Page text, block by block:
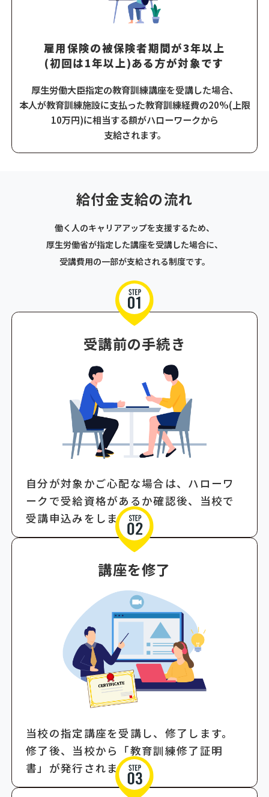
雇用保険の被保険者期間が3年以上
(初回は1年以上)ある方が対象です
厚生労働大臣指定の教育訓練講座を受講した場合、
本人が教育訓練施設に支払った教育訓練経費の20%(上限
10万円)に相当する額がハローワークから
支給されます。
給付金支給の流れ
働く人のキャリアアップを支援するため、
厚生労働省が指定した講座を受講した場合に、
受講費用の一部が支給される制度です。
受講前の手続き
自分が対象かご心配な場合は、ハローワ
ークで受給資格があるか確認後、当校で
受講申込みをします。
講座を修了
当校の指定講座を受講し、修了します。
修了後、当校から「教育訓練修了証明
書」が発行されます。